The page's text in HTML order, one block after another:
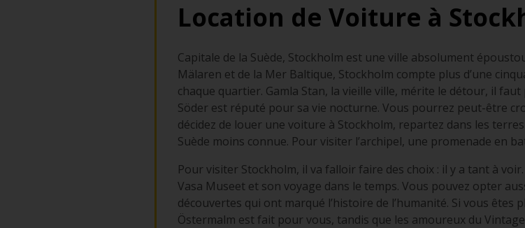
Location de Voiture à
Capitale de la Suède, Stockholm est une ville absolument
Mälaren et de la Mer Baltique, Stockholm compte plus d’une
chaque quartier. Gamla Stan, la vieille ville, mérite le détour, il
Söder est réputé pour sa vie nocturne. Vous pourrez peut-être
décidez de louer une voiture à Stockholm, repartez dans les
Suède moins connue. Pour visiter l’archipel, une promenade en
Pour visiter Stockholm, il va falloir faire des choix : il y a tant à
Vasa Museet et son voyage dans le temps. Vous pouvez opter
découvertes qui ont marqué l’histoire de l’humanité. Si vous
Östermalm est fait pour vous, tandis que les amoureux du